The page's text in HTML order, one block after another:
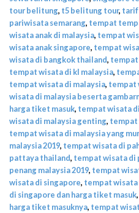
tour belitung, t5 belitung tour, tarif
pariwisata semarang, tempat
wisata anak di malaysia, tempat
wisata anak singapore, tempat
wisata di bangkok thailand, tempat
tempat wisata di kl malaysia,
tempat wisata di malaysia, tempat
wisata di malaysia beserta
harga tiket masuk, tempat wisata
wisata di malaysia genting, tempat
tempat wisata di malaysia yang
malaysia 2019, tempat wisata di
pattaya thailand, tempat wisata di
penang malaysia 2019, tempat
wisata di singapore, tempat wisata
di singapore dan harga tiket masuk,
harga tiket masuknya, tempat